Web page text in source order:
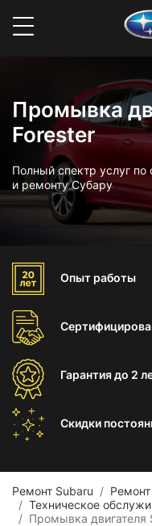
Промывка
Forester
Полный спектр услуг
и ремонту Субару
Опыт работы
Гарантиядо 2
Скидки
Ремонт Subaru
Техническое
Промывка двигателя